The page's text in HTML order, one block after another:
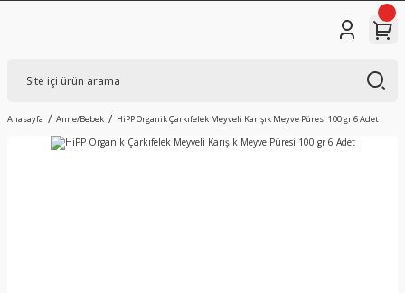
Anasayfa Anne/Bebek HiPP Organik Çarkıfelek Meyveli Karışık Meyve Püresi 100 gr 6 Adet